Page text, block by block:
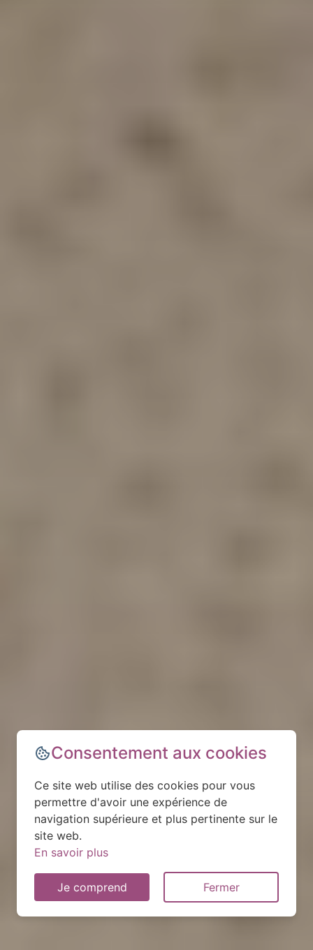
Consentement aux cookies
Ce site web utilise des cookies pour vous
permettre d'avoir une expérience de
navigation supérieure et plus pertinente sur le
site web.
En savoir plus
Je comprend Fermer